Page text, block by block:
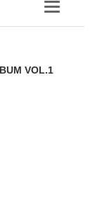
VOL.1